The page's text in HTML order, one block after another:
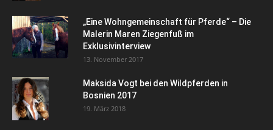
„Eine Wohngemeinschaft für Pferde“ – Die
Malerin Maren Ziegenfuß im
Exklusivinterview
13. November 2017
Maksida Vogt bei den Wildpferden in
Bosnien 2017
19. März 2018